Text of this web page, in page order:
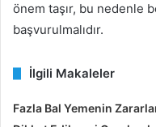
önem taşır, bu nedenle
başvurulmalıdır.
İlgili Makaleler
Fazla Bal Yemenin